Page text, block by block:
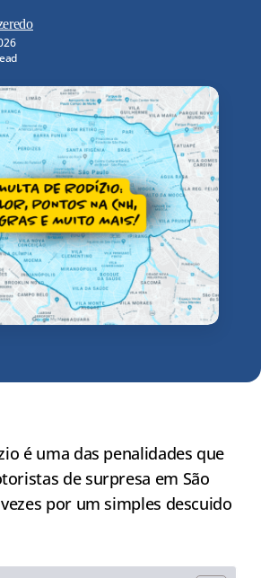
é uma das penalidades que
de surpresa em São
por um simples descuido